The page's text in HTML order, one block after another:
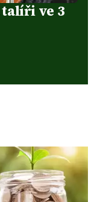
ve 3